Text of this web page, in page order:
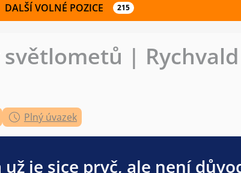
DALŠÍ VOLNÉ POZICE 215
|
Plný úvazek
je sice pryč, ale není